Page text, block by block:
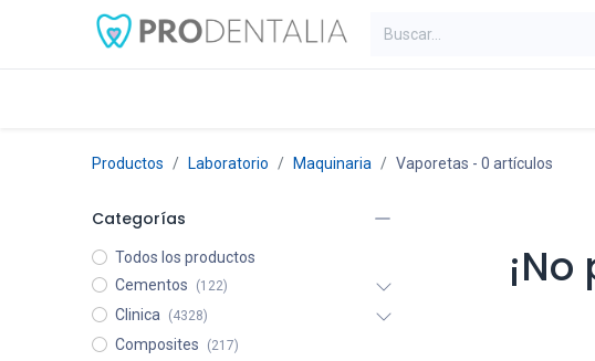
Productos Laboratorio Maquinaria Vaporetas - 0 artículos
Categorías
Todos los productos
Cementos
(122)
Clinica (4328)
Composites (217)